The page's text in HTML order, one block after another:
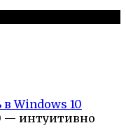
Windows 10
— интуитивно